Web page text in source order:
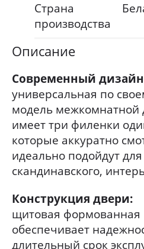
Страна
производства
Описание
Современный
универсальная по
модель межкомнатной
имеет три филенки
которые аккуратно
идеально подойдут
скандинавского,
Конструкция двери:
щитовая формованная
обеспечивает
длительный срок